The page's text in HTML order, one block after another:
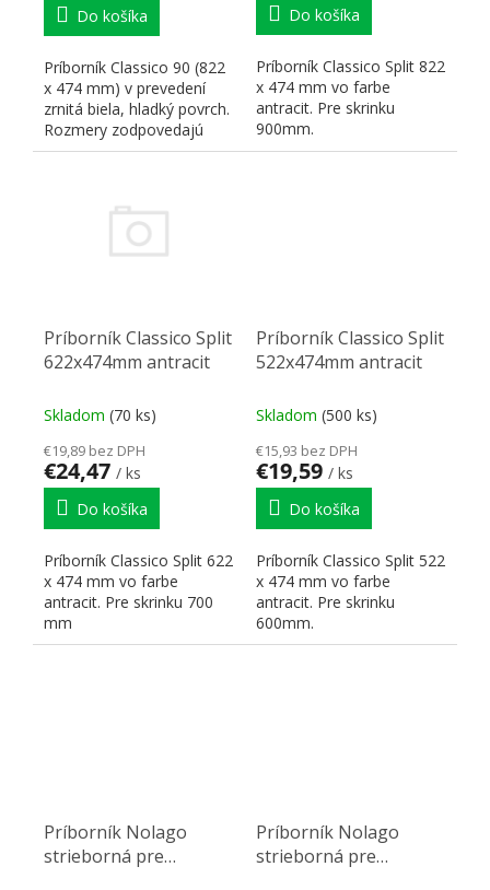
Do košíka
Príborník Classico 90 (822
x 474 mm) v prevedení
zrnitá biela, hladký povrch.
Rozmery zodpovedajú
rozmerom Legrabox v...
Do košíka
Príborník Classico Split 822
x 474 mm vo farbe
antracit. Pre skrinku
900mm.
Príborník Classico Split
622x474mm antracit
Skladom (70 ks)
€19,89 bez DPH
€24,47 / ks
Do košíka
Príborník Classico Split 622
x 474 mm vo farbe
antracit. Pre skrinku 700
mm
Príborník Classico Split
522x474mm antracit
Skladom (500 ks)
€15,93 bez DPH
€19,59 / ks
Do košíka
Príborník Classico Split 522
x 474 mm vo farbe
antracit. Pre skrinku
600mm.
Príborník Nolago
strieborná pre
Príborník Nolago
strieborná pre